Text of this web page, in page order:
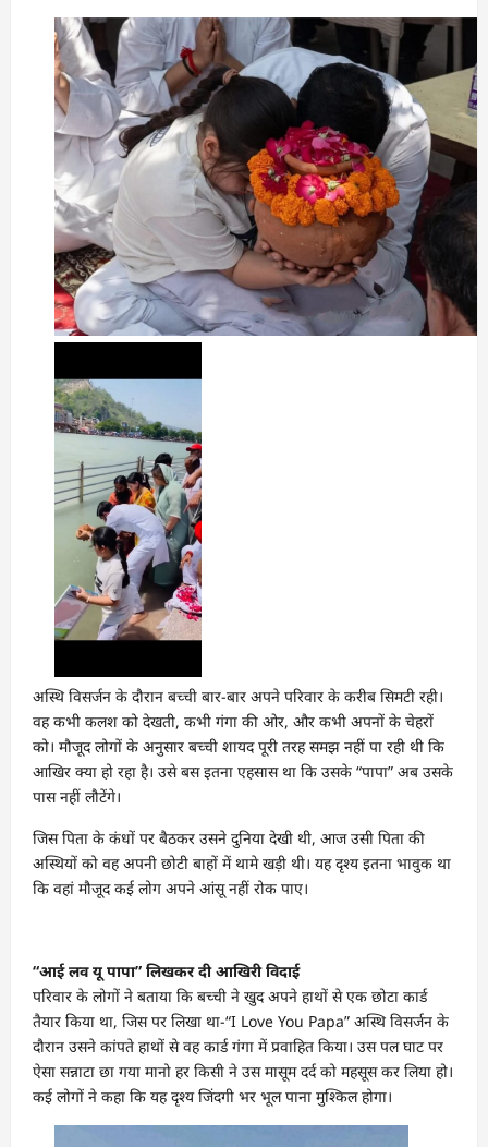
अस्थि विसर्जन के दौरान बच्ची बार-बार अपने परिवार के करीब सिमटी रही।
वह कभी कलश को देखती, कभी गंगा की ओर, और कभी अपनों के चेहरों
को। मौजूद लोगों के अनुसार बच्ची शायद पूरी तरह समझ नहीं पा रही थी कि
आखिर क्या हो रहा है। उसे बस इतना एहसास था कि उसके “पापा” अब उसके
पास नहीं लौटेंगे।
जिस पिता के कंधों पर बैठकर उसने दुनिया देखी थी, आज उसी पिता की
अस्थियों को वह अपनी छोटी बाहों में थामे खड़ी थी। यह दृश्य इतना भावुक था
कि वहां मौजूद कई लोग अपने आंसू नहीं रोक पाए।
“आई लव यू पापा” लिखकर दी आखिरी विदाई
परिवार के लोगों ने बताया कि बच्ची ने खुद अपने हाथों से एक छोटा कार्ड
तैयार किया था, जिस पर लिखा था-“I Love You Papa” अस्थि विसर्जन के
दौरान उसने कांपते हाथों से वह कार्ड गंगा में प्रवाहित किया। उस पल घाट पर
ऐसा सन्नाटा छा गया मानो हर किसी ने उस मासूम दर्द को महसूस कर लिया हो।
कई लोगों ने कहा कि यह दृश्य जिंदगी भर भूल पाना मुश्किल होगा।